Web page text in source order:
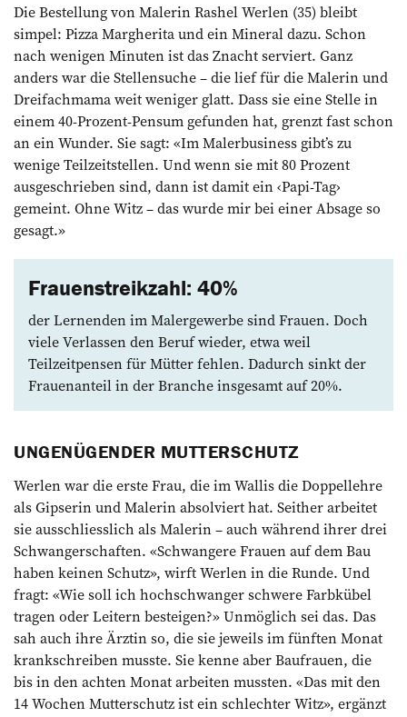
Die Bestellung von Malerin Rashel Werlen (35) bleibt
simpel: Pizza Margherita und ein Mineral dazu. Schon
nach wenigen Minuten ist das Znacht serviert. Ganz
anders war die Stellensuche – die lief für die Malerin und
Dreifachmama weit weniger glatt. Dass sie eine Stelle in
einem 40-Prozent-Pensum gefunden hat, grenzt fast schon
an ein Wunder. Sie sagt: «Im Malerbusiness gibt’s zu
wenige Teilzeitstellen. Und wenn sie mit 80 Prozent
ausgeschrieben sind, dann ist damit ein ‹Papi-Tag›
gemeint. Ohne Witz – das wurde mir bei einer Absage so
gesagt.»
Frauenstreikzahl: 40%
der Lernenden im Malergewerbe sind Frauen. Doch
viele Verlassen den Beruf wieder, etwa weil
Teilzeitpensen für Mütter fehlen. Dadurch sinkt der
Frauenanteil in der Branche insgesamt auf 20%.
UNGENÜGENDER MUTTERSCHUTZ
Werlen war die erste Frau, die im Wallis die Doppellehre
als Gipserin und Malerin absolviert hat. Seither arbeitet
sie ausschliesslich als Malerin – auch während ihrer drei
Schwangerschaften. «Schwangere Frauen auf dem Bau
haben keinen Schutz», wirft Werlen in die Run­­de. Und
fragt: «Wie soll ich hochschwanger schwere Farbkübel
tragen oder Leitern besteigen?» Unmöglich sei das. Das
sah auch ihre Ärztin so, die sie jeweils im fünften Monat
krankschreiben musste. Sie kenne aber Bau­frauen, die
bis in den achten Monat arbeiten mussten. «Das mit den
14 Wochen Mutterschutz ist ein schlechter Witz», ergänzt